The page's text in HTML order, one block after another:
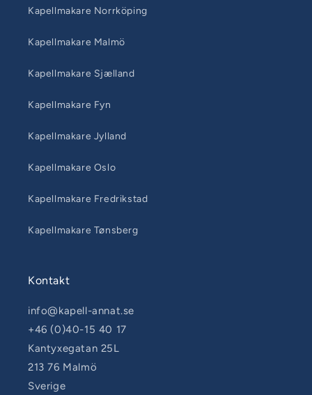
Kapellmakare Norrköping
Kapellmakare Malmö
Kapellmakare Sjælland
Kapellmakare Fyn
Kapellmakare Jylland
Kapellmakare Oslo
Kapellmakare Fredrikstad
Kapellmakare Tønsberg
Kontakt
info@kapell-annat.se
+46 (0)40-15 40 17
Kantyxegatan 25L
213 76 Malmö
Sverige